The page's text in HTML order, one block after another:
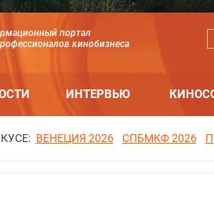
портал
кинобизнеса
ИНТЕРВЬЮ
ВЕНЕЦИЯ 2026 СПБМКФ 2026